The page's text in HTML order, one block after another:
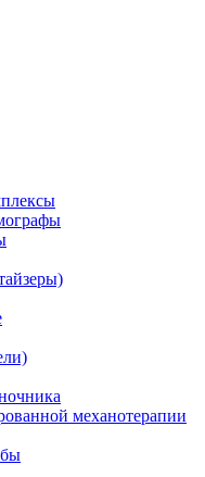
механотерапии